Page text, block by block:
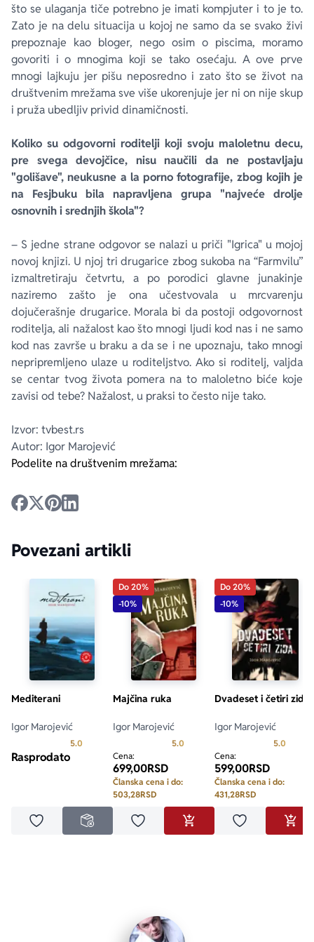
što se ulaganja tiče potrebno je imati kompjuter i to je to.
Zato je na delu situacija u kojoj ne samo da se svako živi
prepoznaje kao bloger, nego osim o piscima, moramo
govoriti i o mnogima koji se tako osećaju. A ove prve
mnogi lajkuju jer pišu neposredno i zato što se život na
društvenim mrežama sve više ukorenjuje jer ni on nije skup
i pruža ubedljiv privid dinamičnosti.
Koliko su odgovorni roditelji koji svoju maloletnu decu,
pre svega devojčice, nisu naučili da ne postavljaju
"golišave", neukusne a la porno fotografije, zbog kojih je
na Fesjbuku bila napravljena grupa "najveće drolje
osnovnih i srednjih škola"?
– S jedne strane odgovor se nalazi u priči "Igrica" u mojoj
novoj knjizi. U njoj tri drugarice zbog sukoba na “Farmvilu”
izmaltretiraju četvrtu, a po porodici glavne junakinje
naziremo zašto je ona učestvovala u mrcvarenju
dojučerašnje drugarice. Morala bi da postoji odgovornost
roditelja, ali nažalost kao što mnogi ljudi kod nas i ne samo
kod nas završe u braku a da se i ne upoznaju, tako mnogi
nepripremljeno ulaze u roditeljstvo. Ako si roditelj, valjda
se centar tvog života pomera na to maloletno biće koje
zavisi od tebe? Nažalost, u praksi to često nije tako.
Izvor: tvbest.rs
Autor: Igor Marojević
Podelite na društvenim mrežama:
Povezani artikli
Mediterani
Igor Marojević
5.0 Prosecna ocena je 5.0 od 5
Rasprodato
Dodaj u omiljeneNEDOSTUPNO
Do 20%
-10%
Majčina ruka
Igor Marojević
5.0 Prosecna ocena je 5.0 od 5
Cena:
699,00RSD
Članska cena i do:
503,28RSD
Dodaj u omiljeneDODAJ U KORPU
Do 20%
-10%
Dvadeset i četiri zida
Igor Marojević
5.0
Cena:
599,00RSD
Članska cena i do:
431,28RSD
Dodaj u